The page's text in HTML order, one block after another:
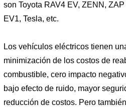
son Toyota RAV4 EV, ZENN,
EV1, Tesla, etc.
Los vehículos eléctricos tienen
minimización de los costos de
combustible, cero impacto
bajo efecto de ruido, mayor
reducción de costos. Pero